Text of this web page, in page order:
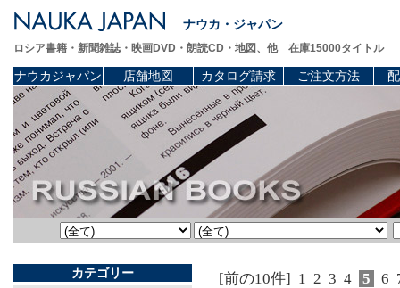
ナウカ・ジャパン
ロシア書籍・新聞雑誌・映画DVD・朗読CD・地図、他 在庫15000タイトル
ナウカジャパン 店舗地図 カタログ請求 ご注文方法
カテゴリー [前の10件] 1 2 3 4 5 6